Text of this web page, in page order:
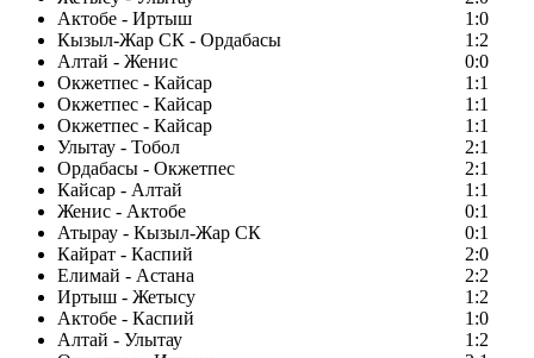
Актобе - Иртыш
1:0
Кызыл-Жар СК - Ордабасы
1:2
Алтай - Женис
0:0
Окжетпес - Кайсар
1:1
Окжетпес - Кайсар
1:1
Окжетпес - Кайсар
1:1
Улытау - Тобол
2:1
Ордабасы - Окжетпес
2:1
Кайсар - Алтай
1:1
Женис - Актобе
0:1
Атырау - Кызыл-Жар СК
0:1
Кайрат - Каспий
2:0
Елимай - Астана
2:2
Иртыш - Жетысу
1:2
Актобе - Каспий
1:0
Алтай - Улытау
1:2